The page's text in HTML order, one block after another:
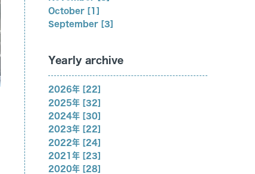
October [1]
September [3]
Yearly archive
2026年 [22]
2025年 [32]
2024年 [30]
2023年 [22]
2022年 [24]
2021年 [23]
2020年 [28]